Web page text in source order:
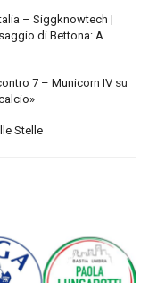
– Siggknowtech |
di Bettona: A
7 – Municorn IV su
Stelle